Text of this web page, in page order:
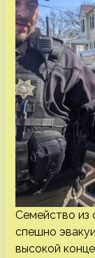
Семейство из
спешно
высокой